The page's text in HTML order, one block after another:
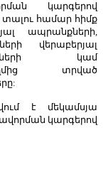
կարգերով
համար հիմք
ապրանքների,
վերաբերյալ
կամ
տրված
է մեկամսյա
կարգերով